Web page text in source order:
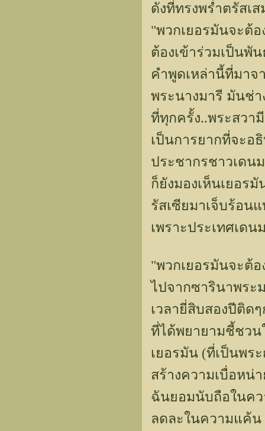
ดังที่ทรงพร่ำตรัสเส
"พวกเยอรมันจะต้
ต้องเข้าร่วมเป็นพั
คำพูดเหล่านี้ที่มาจ
พระนางมารี มันช่
ที่ทุกครั้ง..พระสวา
เป็นการยากที่จะอ
ประชากรชาวเดน
ก็ยังมองเห็นเยอร
รัสเซียมาเจ็บร้อน
เพราะประเทศเด
"พวกเยอรมันจะต้
ไปจากซารินาพระ
เวลายี่สิบสองปีติด
ที่ได้พยายามชี้ชวน
เยอรมัน (ที่เป็นพ
สร้างความเบื่อหน่
ฉันยอมนับถือในคว
ลดละในความแค้น